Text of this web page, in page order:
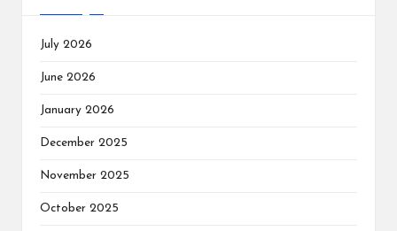
July 2026
June 2026
January 2026
December 2025
November 2025
October 2025